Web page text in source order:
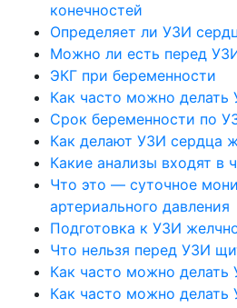
конечностей
Определяет ли УЗИ
Можно ли есть перед
ЭКГ при беременности
Как часто можно делать
Срок беременности по
Как делают УЗИ сердца
Какие анализы входят в
Что это — суточное
артериального давления
Подготовка к УЗИ
Что нельзя перед УЗИ
Как часто можно делать
Как часто можно